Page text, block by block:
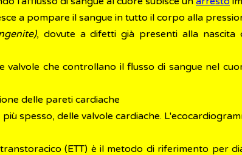
a pompare il sangue in tutto il corpo alla
, dovute a difetti già presenti alla nascita
valvole che controllano il flusso di sangue nel
delle pareti cardiache
spesso, delle valvole cardiache.
transtoracico (ETT) è il metodo di riferimento per